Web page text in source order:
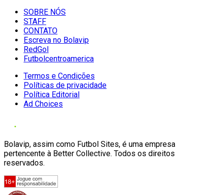
SOBRE NÓS
STAFF
CONTATO
Escreva no Bolavip
RedGol
Futbolcentroamerica
Termos e Condições
Políticas de privacidade
Política Editorial
Ad Choices
Bolavip, assim como Futbol Sites, é uma empresa
pertencente à Better Collective. Todos os direitos
reservados.